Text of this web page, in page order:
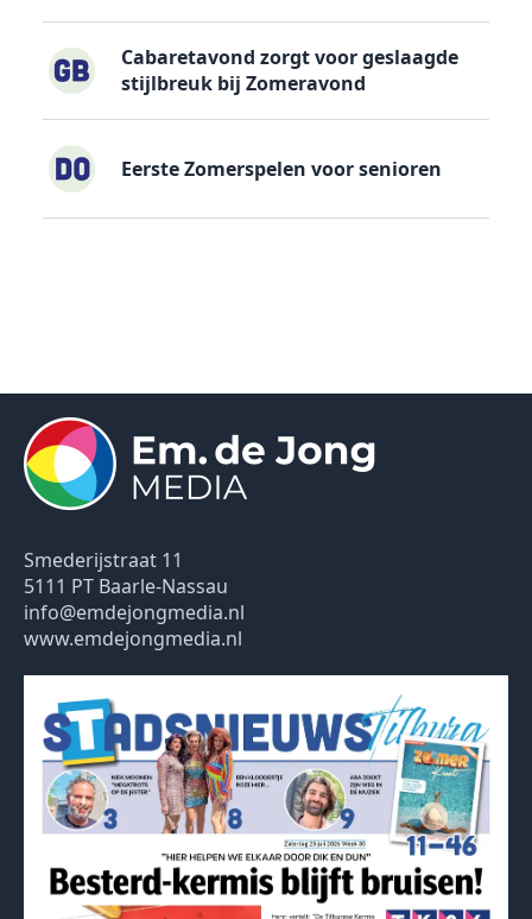
Cabaretavond zorgt voor geslaagde
stijlbreuk bij Zomeravond
Eerste Zomerspelen voor senioren
Smederijstraat 11
5111 PT Baarle-Nassau
info@emdejongmedia.nl
www.emdejongmedia.nl